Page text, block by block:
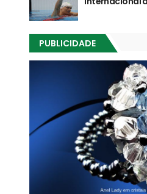
PUBLICIDADE